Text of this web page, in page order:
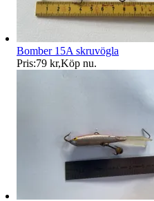
Bomber 15A skruvögla
Pris:79 kr,Köp nu.